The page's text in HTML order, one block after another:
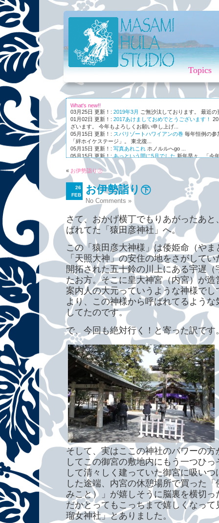
Topics
What's new!!
03月25日 更新！: 2019年3月 ご無沙汰しております。 最近
01月02日 更新！: 2017あけましておめでとうございます！
ざいます。 今年もよろしくお願い申し上げ...
05月15日 更新！: スパリゾートハワイアンの巻 毎年恒例の参
「絆ホイケステージ」。 東北復...
05月15日 更新！: 写真あれこれ ホノルルへgo ...
05月15日 更新！: あっという間に5月でした 新年早々、「今
ながら～～、まさかの5月。 世...
01月03日 更新！:
Maunaleo皆様ご存じ、ケアリー・レイシ
オと...
« お伊勢詣り㊤
26
FEB
お伊勢詣り㊦
No Comments »
さて、おかげ横丁でもりあがったあ
ばれてた「猿田彦神社」へ。
この「猿田彦大神様」は倭姫命（や
「天照大神」の安住の地をさがして
開拓された五十鈴の川上にある宇遅
たお方。そこに皇大神宮（内宮）が
案内人の大元っていうような神様で
より、この神様から呼ばれてるよう
してたのです。
で、今回も絶対行く！と寄った訳です
そして、実はここの神社のパワーの
してこの御宮の敷地内にもう一つひ
して清々しく建っていた御宮に吸い
した途端、内宮の休憩場所で買った
みこと）」が嬉しそうに脳裏を横切
だかとってもこっちまで嬉しくなっ
瑠女神社」とありました。